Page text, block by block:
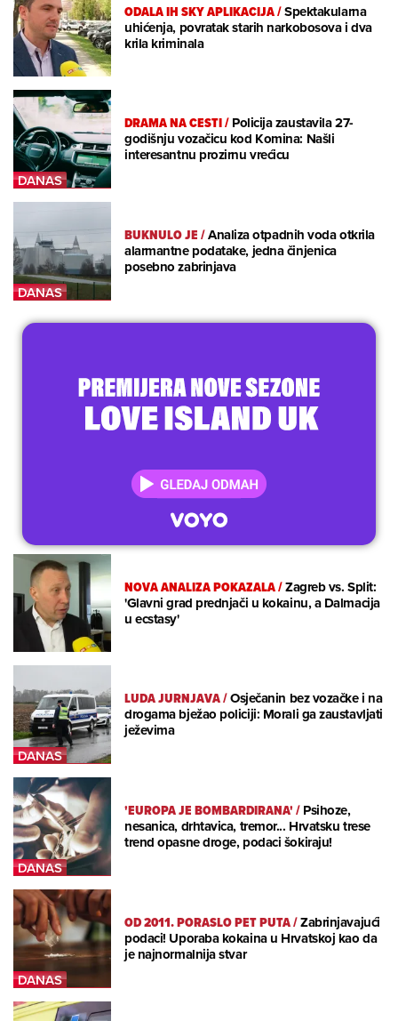
ODALA IH SKY APLIKACIJA/Spektakularna
uhićenja, povratak starih narkobosova i dva
krila kriminala
DRAMA NA CESTI/Policija zaustavila 27-
godišnju vozačicu kod Komina: Našli
interesantnu prozirnu vrećicu
BUKNULO JE/Analiza otpadnih voda otkrila
alarmantne podatake, jedna činjenica
posebno zabrinjava
NOVA ANALIZA POKAZALA/Zagreb vs. Split:
'Glavni grad prednjači u kokainu, a Dalmacija
u ecstasy'
LUDA JURNJAVA/Osječanin bez vozačke i na
drogama bježao policiji: Morali ga zaustavljati
ježevima
'EUROPA JE BOMBARDIRANA'/Psihoze,
nesanica, drhtavica, tremor... Hrvatsku trese
trend opasne droge, podaci šokiraju!
OD 2011. PORASLO PET PUTA/Zabrinjavajući
podaci! Uporaba kokaina u Hrvatskoj kao da
je najnormalnija stvar